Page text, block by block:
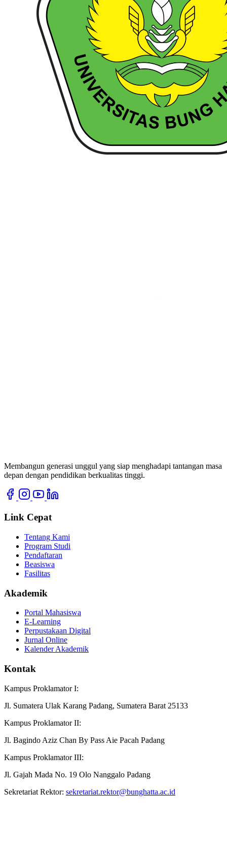
Membangun generasi unggul yang siap menghadapi tantangan masa
depan dengan pendidikan berkualitas tinggi.
Link Cepat
Tentang Kami
Program Studi
Pendaftaran
Beasiswa
Fasilitas
Akademik
Portal Mahasiswa
E-Learning
Perpustakaan Digital
Jurnal Online
Kalender Akademik
Kontak
Kampus Proklamator I:
Jl. Sumatera Ulak Karang Padang, Sumatera Barat 25133
Kampus Proklamator II:
Jl. Bagindo Aziz Chan By Pass Aie Pacah Padang
Kampus Proklamator III:
Jl. Gajah Mada No. 19 Olo Nanggalo Padang
Sekretariat Rektor: sekretariat.rektor@bunghatta.ac.id